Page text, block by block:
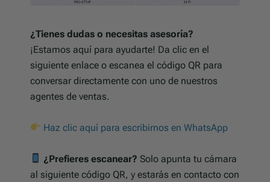
¿Tienes dudas o necesitas asesoría?
¡Estamos aquí para ayudarte! Da clic en el
siguiente enlace o escanea el código QR para
conversar directamente con uno de nuestros
agentes de ventas.
Haz clic aquí para escribirnos en WhatsApp
¿Prefieres escanear? Solo apunta tu cámara
al siguiente código QR, y estarás en contacto con